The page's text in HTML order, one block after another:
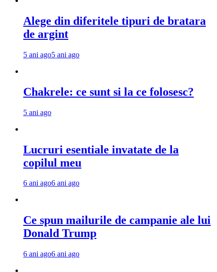
Alege din diferitele tipuri de bratara
de argint
5 ani ago5 ani ago
Chakrele: ce sunt si la ce folosesc?
5 ani ago
Lucruri esentiale invatate de la
copilul meu
6 ani ago6 ani ago
Ce spun mailurile de campanie ale lui
Donald Trump
6 ani ago6 ani ago